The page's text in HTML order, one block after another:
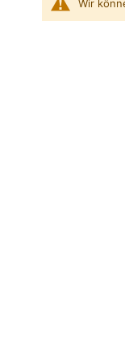
Wir